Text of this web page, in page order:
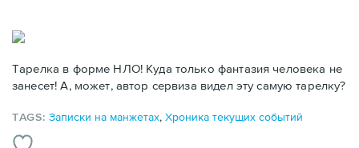
Тарелка в форме НЛО! Куда только фантазия человека не
занесет! А, может, автор сервиза видел эту самую тарелку?
TAGS:Записки на манжетах,Хроника текущих событий